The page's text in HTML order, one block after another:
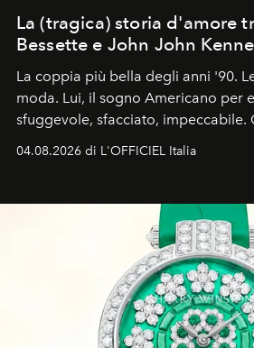
La (tragica) storia d'amore
Bessette e John John
La coppia più bella degli anni '90.
moda. Lui, il sogno Americano per
sfuggevole, sfacciato, impeccabile.
John John Kennedy sono i
04.08.2026 di L'OFFICIEL Italia